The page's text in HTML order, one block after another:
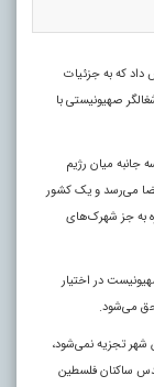
داد که به جزئیات
صهیونیستی با
میان رژیم
می‌رسد و یک کشور
به جز شهرک‌های
در اختیار
می‌شود.
تجزیه نمی‌شود،
ساکنان فلسطین